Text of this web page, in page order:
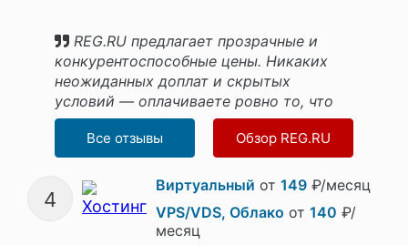
REG.RU предлагает прозрачные и
конкурентоспособные цены. Никаких
неожиданных доплат и скрытых
условий — оплачиваете ровно то, что
видите!
Все отзывы Обзор REG.RU
4
Виртуальный от 149 ₽/месяц
VPS/VDS, Облако от 140 ₽/
месяц